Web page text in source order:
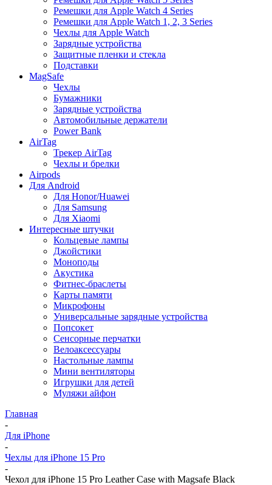
Ремешки для Apple Watch 4 Series
Ремешки для Apple Watch 1, 2, 3 Series
Чехлы для Apple Watch
Зарядные устройства
Защитные пленки и стекла
Подставки
MagSafe
Чехлы
Бумажники
Зарядные устройства
Автомобильные держатели
Power Bank
AirTag
Трекер AirTag
Чехлы и брелки
Airpods
Для Android
Для Honor/Huawei
Для Samsung
Для Xiaomi
Интересные штучки
Кольцевые лампы
Джойстики
Моноподы
Акустика
Фитнес-браслеты
Карты памяти
Микрофоны
Универсальные зарядные устройства
Попсокет
Сенсорные перчатки
Велоаксессуары
Настольные лампы
Мини вентиляторы
Игрушки для детей
Муляжи айфон
Главная
-
Для iPhone
-
Чехлы для iPhone 15 Pro
-
Чехол для iPhone 15 Pro Leather Case with Magsafe Black